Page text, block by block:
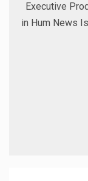
Executive
in Hum News